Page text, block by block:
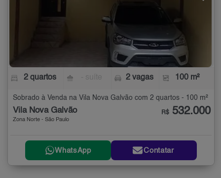
2 quartos 2 vagas 100 m²
Sobrado à Venda na Vila Nova Galvão com 2 quartos - 100 m²
Vila Nova Galvão
Zona Norte - São Paulo
R$ 532.000
WhatsApp Contatar